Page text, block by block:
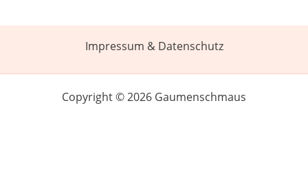
Impressum & Datenschutz
Copyright © 2026 Gaumenschmaus